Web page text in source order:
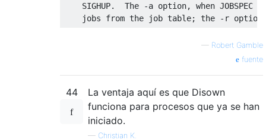
SIGHUP.  The -a option, when JOBSPEC
— Robert Gamble
fuente
44
La ventaja aquí es que Disown
funciona para procesos que ya se han
iniciado.
— Christian K.